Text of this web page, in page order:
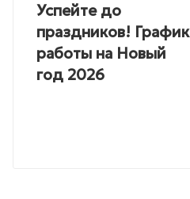
Успейте до
праздников! График
работы на Новый
год 2026